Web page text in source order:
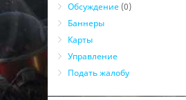
Обсуждение (0)
Баннеры
Карты
Управление
Подать жалобу